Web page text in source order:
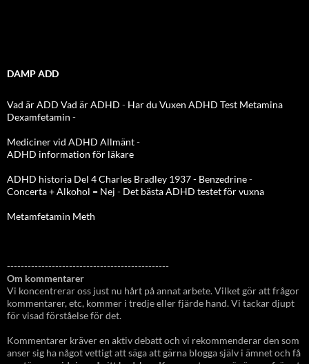
DAMP ADD
Vad är ADD Vad är ADHD - Har du Vuxen ADHD Test Metamina
Dexamfetamin -
Mediciner vid ADHD Allmänt-
ADHD information för läkare
ADHD historia Del 4 Charles Bradley 1937 - Benzedrine-
Concerta + Alkohol = Nej - Det bästa ADHD testet för vuxna
Metamfetamin Meth
-----------------------------------------------
Om kommentarer
Vi koncentrerar oss just nu hårt på annat arbete. Vilket gör att frågor
kommentarer, etc, kommer i tredje eller fjärde hand. Vi tackar djupt
för visad förståelse för det.
Kommentarer kräver en aktiv debatt och vi rekommenderar den som
anser sig ha något vettigt att säga att gärna blogga själv i ämnet och få